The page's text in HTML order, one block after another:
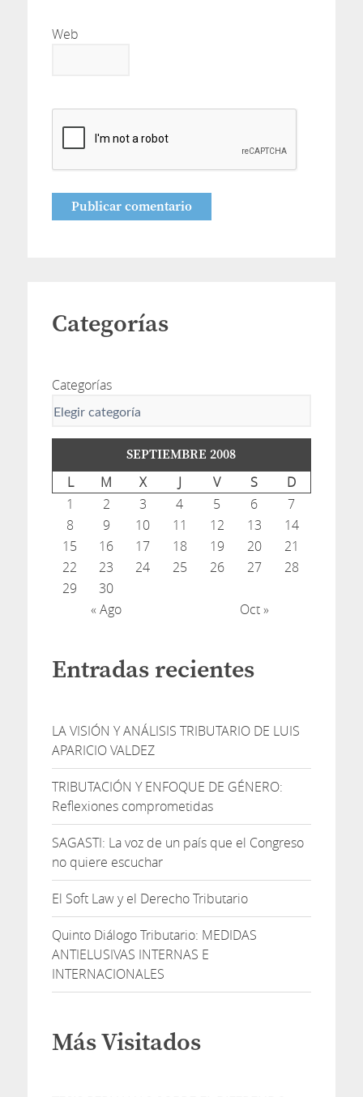
Web
Categorías
Categorías
SEPTIEMBRE 2008
L M X J V S D
« Ago Oct »
1 2 3 4 5 6
7
8
9 10 11 12 13
14
15
16 17 18 19 20
21
22
23 24 25 26 27
28
29
30
Entradas recientes
LA VISIÓN Y ANÁLISIS TRIBUTARIO DE LUIS
APARICIO VALDEZ
TRIBUTACIÓN Y ENFOQUE DE GÉNERO:
Reflexiones comprometidas
SAGASTI: La voz de un país que el Congreso
no quiere escuchar
El Soft Law y el Derecho Tributario
Quinto Diálogo Tributario: MEDIDAS
ANTIELUSIVAS INTERNAS E
INTERNACIONALES
Más Visitados